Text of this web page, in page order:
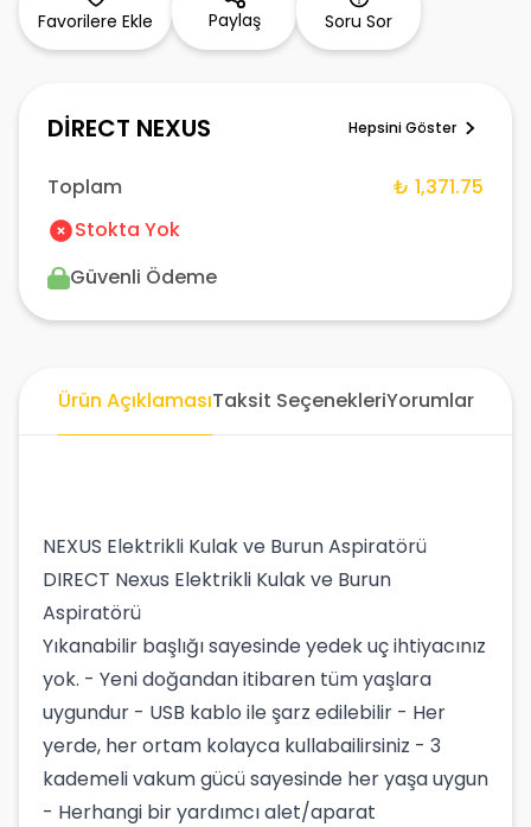
Favorilere Ekle Paylaş Soru Sor
DİRECT NEXUS Hepsini Göster
Toplam
₺ 1,371.75
Stokta Yok
Güvenli Ödeme
Ürün AçıklamasıTaksit SeçenekleriYorumlar
NEXUS Elektrikli Kulak ve Burun Aspiratörü
DIRECT Nexus Elektrikli Kulak ve Burun
Aspiratörü
Yıkanabilir başlığı sayesinde yedek uç ihtiyacınız
yok. - Yeni doğandan itibaren tüm yaşlara
uygundur - USB kablo ile şarz edilebilir - Her
yerde, her ortam kolayca kullabailirsiniz - 3
kademeli vakum gücü sayesinde her yaşa uygun
- Herhangi bir yardımcı alet/aparat